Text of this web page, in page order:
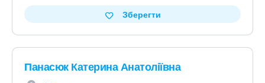
Зберегти
Панасюк Катерина Анатоліївна